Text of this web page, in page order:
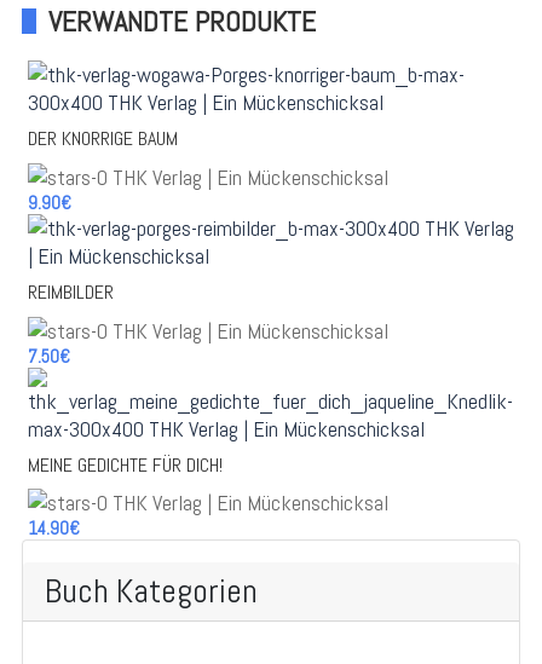
VERWANDTE PRODUKTE
DER KNORRIGE BAUM
9.90€
REIMBILDER
7.50€
MEINE GEDICHTE FÜR DICH!
14.90€
Buch Kategorien